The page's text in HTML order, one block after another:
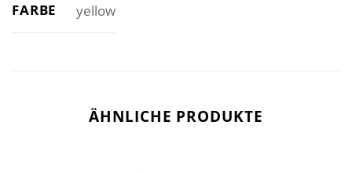
FARBE yellow
ÄHNLICHE PRODUKTE